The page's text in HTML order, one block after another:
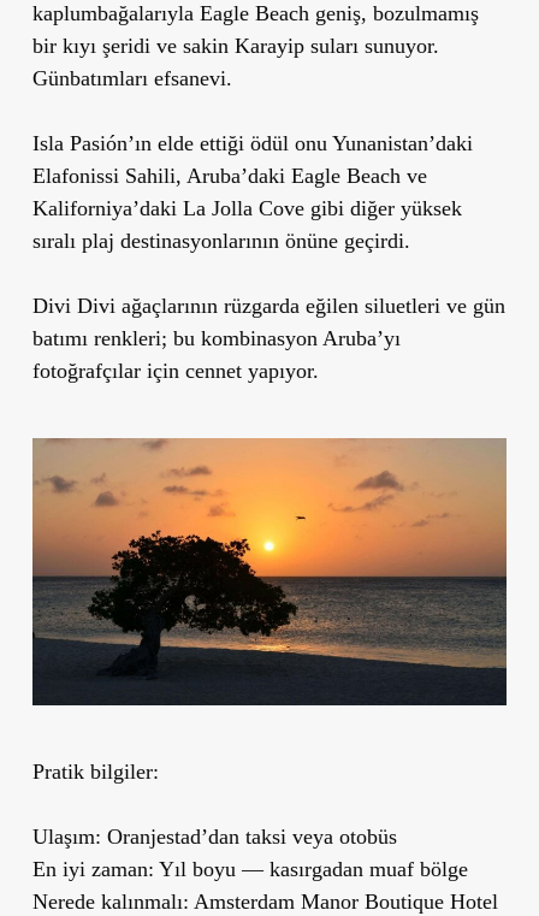
kaplumbağalarıyla Eagle Beach geniş, bozulmamış
bir kıyı şeridi ve sakin Karayip suları sunuyor.
Günbatımları efsanevi.
Isla Pasión’ın elde ettiği ödül onu Yunanistan’daki
Elafonissi Sahili, Aruba’daki Eagle Beach ve
Kaliforniya’daki La Jolla Cove gibi diğer yüksek
sıralı plaj destinasyonlarının önüne geçirdi.
Divi Divi ağaçlarının rüzgarda eğilen siluetleri ve gün
batımı renkleri; bu kombinasyon Aruba’yı
fotoğrafçılar için cennet yapıyor.
Pratik bilgiler:
Ulaşım: Oranjestad’dan taksi veya otobüs
En iyi zaman: Yıl boyu — kasırgadan muaf bölge
Nerede kalınmalı: Amsterdam Manor Boutique Hotel